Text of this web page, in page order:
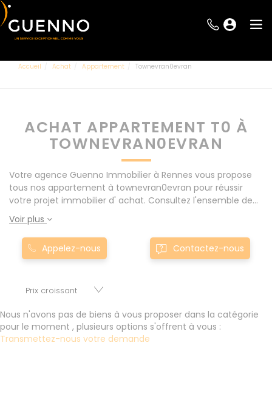
Accueil Achat Appartement Townevran0evran
ACHAT APPARTEMENT T0 À
TOWNEVRAN0EVRAN
Votre agence Guenno Immobilier à Rennes vous propose
tous nos appartement à townevran0evran pour réussir
votre projet immobilier d' achat. Consultez l'ensemble de
nos offres à Rennes mais également aux alentours : Le
Rheu, Pacé, Montgermont... Nos appartement T0 à
townevran0evran sont proposés au meilleur prix du
marché pour permettre au plus grand nombre de réussir
appartements, maisons, immeubles, terrains et murs.
Voir plus
Appelez-nous Contactez-nous
Nous n'avons pas de biens à vous proposer dans la catégorie
pour le moment , plusieurs options s'offrent à vous :
Transmettez-nous votre demande